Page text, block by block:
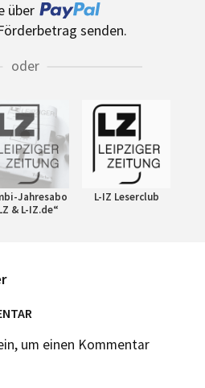
über
senden.
oder
Jahresabo
& L-IZ.de“
L-IZ Leserclub
um einen Kommentar